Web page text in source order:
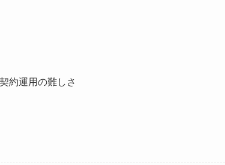
約運用の難しさ